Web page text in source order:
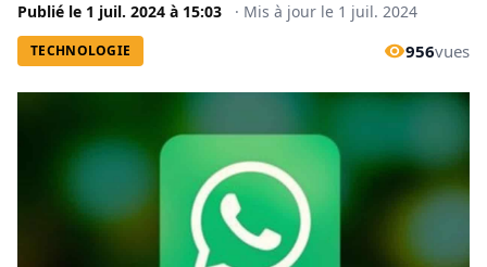
Publié le 1 juil. 2024 à 15:03 · Mis à jour le 1 juil. 2024
TECHNOLOGIE 956vues